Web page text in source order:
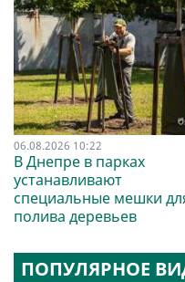
06.08.2026 10:22
В Днепре в парках
устанавливают
специальные мешки
полива деревьев
ПОПУЛЯРНОЕ